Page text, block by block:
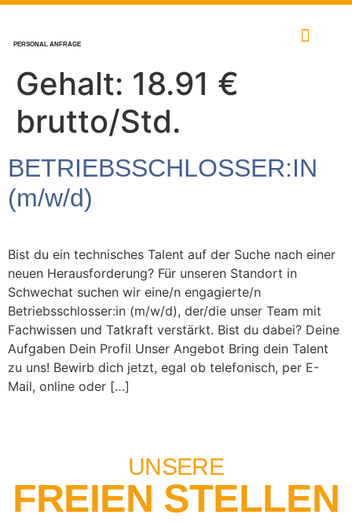
PERSONAL ANFRAGE
Gehalt: 18.91 €
brutto/Std.
BETRIEBSSCHLOSSER:IN
(m/w/d)
Bist du ein technisches Talent auf der Suche nach einer
neuen Herausforderung? Für unseren Standort in
Schwechat suchen wir eine/n engagierte/n
Betriebsschlosser:in (m/w/d), der/die unser Team mit
Fachwissen und Tatkraft verstärkt. Bist du dabei? Deine
Aufgaben Dein Profil Unser Angebot Bring dein Talent
zu uns! Bewirb dich jetzt, egal ob telefonisch, per E-
Mail, online oder […]
UNSERE
FREIEN STELLEN